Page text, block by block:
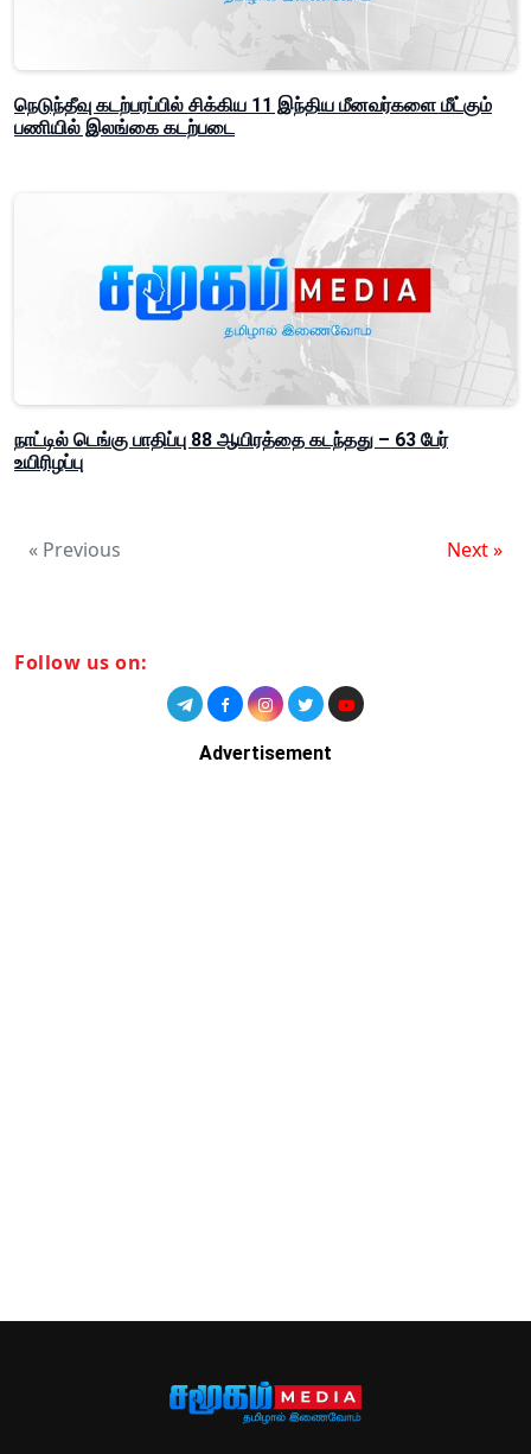
நெடுந்தீவு கடற்பரப்பில் சிக்கிய 11 இந்திய மீனவர்களை மீட்கும்
பணியில் இலங்கை கடற்படை
நாட்டில் டெங்கு பாதிப்பு 88 ஆயிரத்தை கடந்தது – 63 பேர்
உயிரிழப்பு
« Previous Next »
Follow us on:
Advertisement